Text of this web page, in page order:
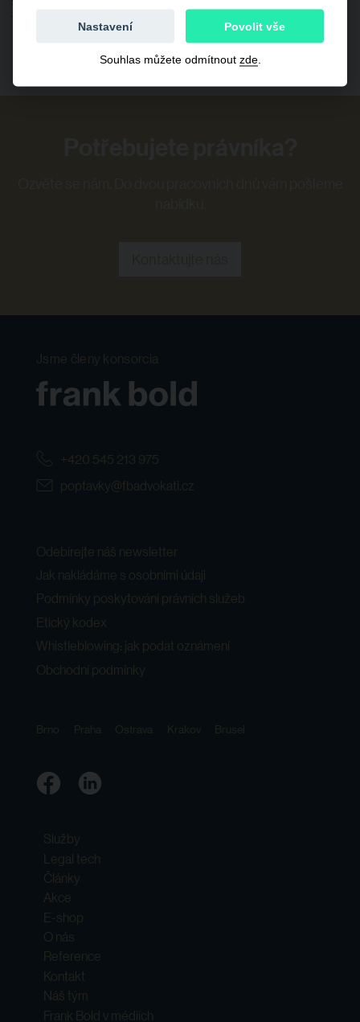
Jsme členy konsorcia
+420 545 213 975
poptavky@fbadvokati.cz
Odebírejte náš newsletter
Jak nakládáme s osobními údaji
Podmínky poskytování právních služeb
Etický kodex
Whistleblowing: jak podat oznámení
Obchodní podmínky
Brno Praha Ostrava Krakov Brusel
Služby
Legal tech
Články
Akce
E-shop
O nás
Reference
Kontakt
Náš tým
Frank Bold v médiích
Povolit vše
Nastavení
Souhlas můžete odmítnout zde.